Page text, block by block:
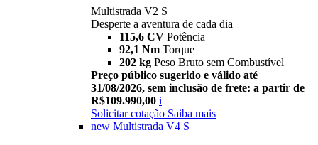
Multistrada V2 S
Desperte a aventura de cada dia
115,6 CV Potência
92,1 Nm Torque
202 kg Peso Bruto sem Combustível
Preço público sugerido e válido até
31/08/2026, sem inclusão de frete: a partir de
R$109.990,00 i
Solicitar cotação Saiba mais
new Multistrada V4 S